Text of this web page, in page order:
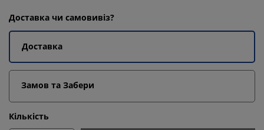
Доставка чи самовивіз?
Доставка
Замов та Забери
Кількість